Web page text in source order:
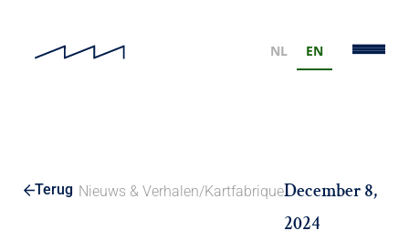
NL EN
Terug Nieuws & Verhalen/KartfabriqueDecember 8,
2024